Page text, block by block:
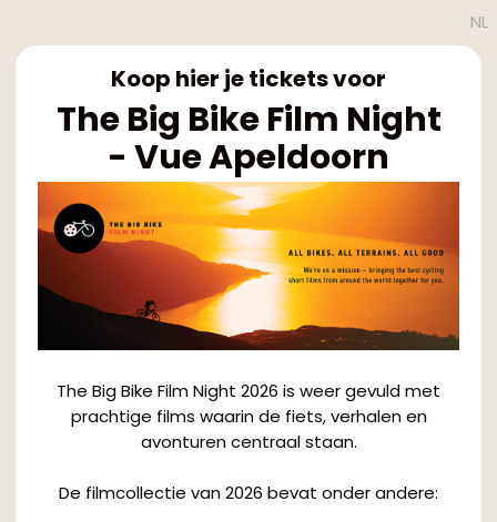
NL
Koop hier je tickets voor
The Big Bike Film Night
- Vue Apeldoorn
The Big Bike Film Night 2026 is weer gevuld met
prachtige films waarin de fiets, verhalen en
avonturen centraal staan.
De filmcollectie van 2026 bevat onder andere: